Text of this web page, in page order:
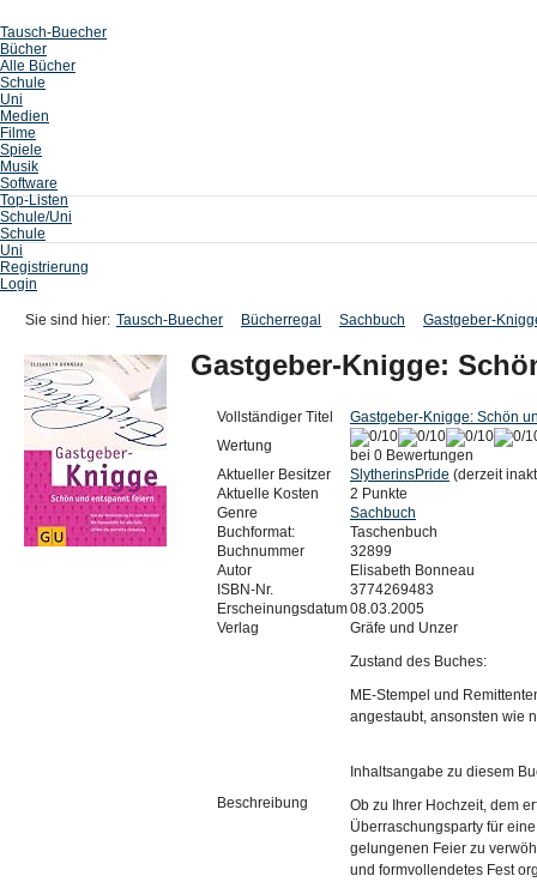
Tausch-Buecher
Bücher
Alle Bücher
Schule
Uni
Medien
Filme
Spiele
Musik
Software
Top-Listen
Schule/Uni
Schule
Uni
Registrierung
Login
Sie sind hier: Tausch-Buecher Bücherregal Sachbuch Gastgeber-
Gastgeber-Knigge:
Vollständiger Titel
Gastgeber-Knigge: Schön
Wertung
bei 0 Bewertungen
Aktueller Besitzer
SlytherinsPride (derzeit
Aktuelle Kosten
2 Punkte
Genre
Sachbuch
Buchformat:
Taschenbuch
Buchnummer
32899
Autor
Elisabeth Bonneau
ISBN-Nr.
3774269483
Erscheinungsdatum08.03.2005
Verlag
Gräfe und Unzer
Beschreibung
Zustand des Buches:
ME-Stempel und
angestaubt, ansonsten wie
Inhaltsangabe zu diesem
Ob zu Ihrer Hochzeit, dem
Überraschungsparty für
gelungenen Feier zu
und formvollendetes Fest